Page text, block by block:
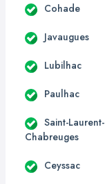
Cohade
Javaugues
Lubilhac
Paulhac
Saint-Laurent-
Chabreuges
Ceyssac